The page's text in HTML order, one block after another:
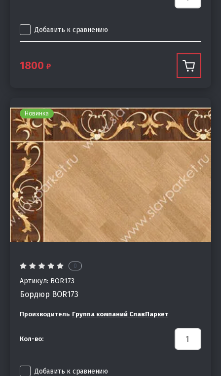
Добавить к сравнению
1800
Новинка
0
Артикул: BOR173
Бордюр BOR173
Производитель Группа компаний СлавПаркет
Кол-во:
Добавить к сравнению